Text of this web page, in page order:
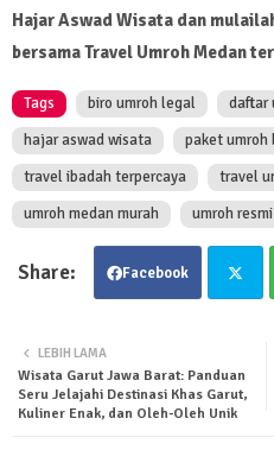
Hajar Aswad Wisata dan
bersama Travel Umroh Medan
Tags biro umroh legal
daftar
hajar aswad wisata
paket umroh
travel ibadah terpercaya
travel
umroh medan murah
umroh
Facebook
ter
LEBIH LAMA
Wisata Garut Jawa Barat: Panduan
Seru Jelajahi Destinasi Khas Garut,
Kuliner Enak, dan Oleh-Oleh Unik